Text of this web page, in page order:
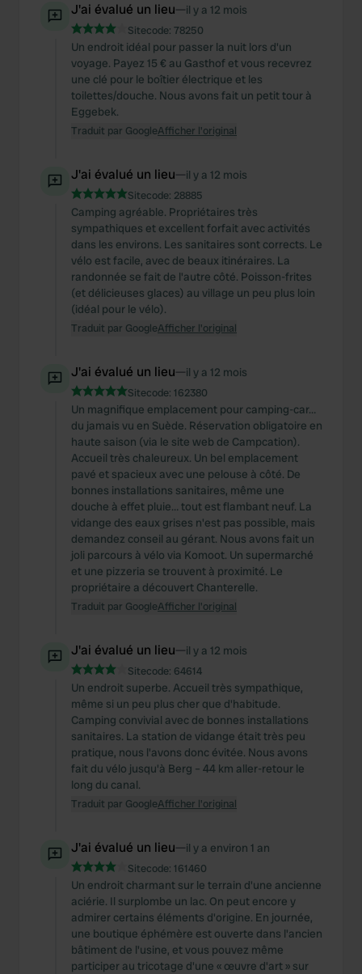
J'ai évalué un lieu—il y a 12 mois
Sitecode: 78250
Un endroit idéal pour passer la nuit lors d'un
voyage. Payez 15 € au Gasthof et vous recevrez
une clé pour le boîtier électrique et les
toilettes/douche. Nous avons fait un petit tour à
Eggebek.
Traduit par GoogleAfficher l'original
J'ai évalué un lieu—il y a 12 mois
Sitecode: 28885
Camping agréable. Propriétaires très
sympathiques et excellent forfait avec activités
dans les environs. Les sanitaires sont corrects. Le
vélo est facile, avec de beaux itinéraires. La
randonnée se fait de l'autre côté. Poisson-frites
(et délicieuses glaces) au village un peu plus loin
(idéal pour le vélo).
Traduit par GoogleAfficher l'original
J'ai évalué un lieu—il y a 12 mois
Sitecode: 162380
Un magnifique emplacement pour camping-car…
du jamais vu en Suède. Réservation obligatoire en
haute saison (via le site web de Campcation).
Accueil très chaleureux. Un bel emplacement
pavé et spacieux avec une pelouse à côté. De
bonnes installations sanitaires, même une
douche à effet pluie… tout est flambant neuf. La
vidange des eaux grises n'est pas possible, mais
demandez conseil au gérant. Nous avons fait un
joli parcours à vélo via Komoot. Un supermarché
et une pizzeria se trouvent à proximité. Le
propriétaire a découvert Chanterelle.
Traduit par GoogleAfficher l'original
J'ai évalué un lieu—il y a 12 mois
Sitecode: 64614
Un endroit superbe. Accueil très sympathique,
même si un peu plus cher que d'habitude.
Camping convivial avec de bonnes installations
sanitaires. La station de vidange était très peu
pratique, nous l'avons donc évitée. Nous avons
fait du vélo jusqu'à Berg – 44 km aller-retour le
long du canal.
Traduit par GoogleAfficher l'original
J'ai évalué un lieu—il y a environ 1 an
Sitecode: 161460
Un endroit charmant sur le terrain d'une ancienne
aciérie. Il surplombe un lac. On peut encore y
admirer certains éléments d'origine. En journée,
une boutique éphémère est ouverte dans l'ancien
bâtiment de l'usine, et vous pouvez même
participer au tricotage d'une « œuvre d'art » sur